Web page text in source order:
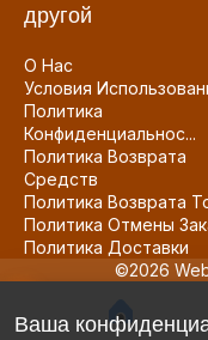
другой
О Нас
Условия
Политика
Конфиденциальнос...
Политика Возврата
Средств
Политика Возврата
Политика Отмены
Политика Доставки
©2026
Ваша